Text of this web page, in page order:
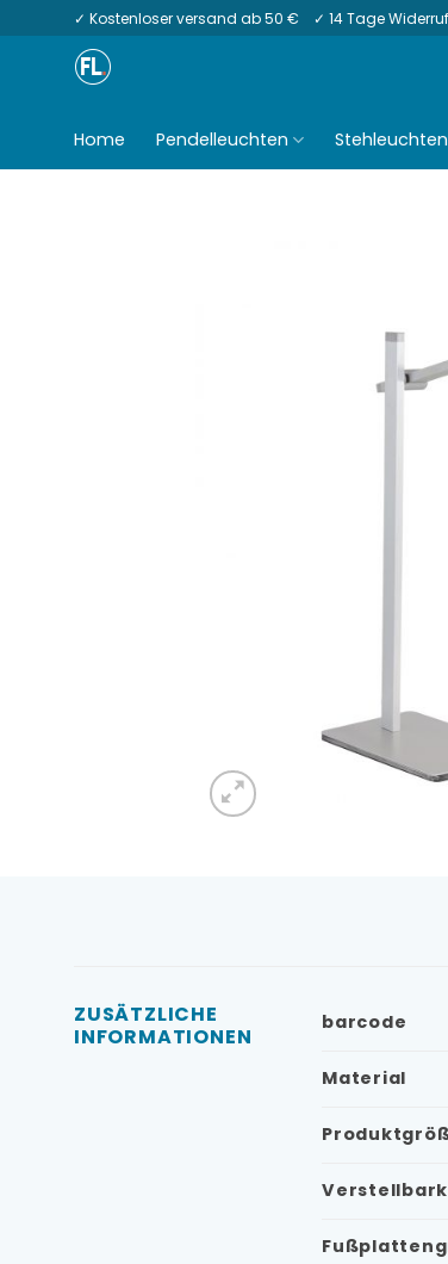
Inhalt
springen
✓ Kostenloser versand ab 50 € ✓ 14 Tage
Home Pendelleuchten Stehleuchten
ZUSÄTZLICHE
INFORMATIONEN
barcode
Material